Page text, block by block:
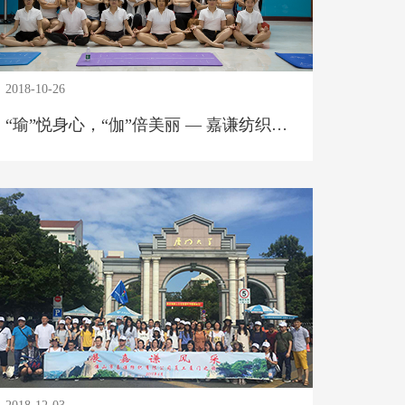
2018-10-26
“瑜”悦身心，“伽”倍美丽 — 嘉谦纺织公司员工瑜伽班开班